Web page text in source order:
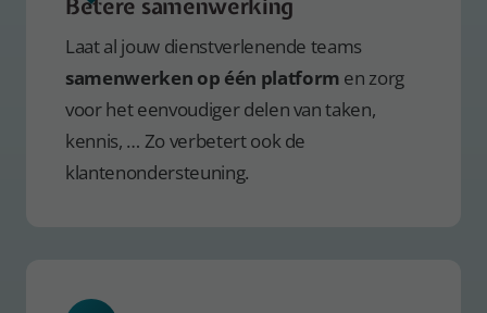
Betere samenwerking
Laat al jouw dienstverlenende teams
samenwerken op één platform en zorg
voor het eenvoudiger delen van taken,
kennis, … Zo verbetert ook de
klantenondersteuning.